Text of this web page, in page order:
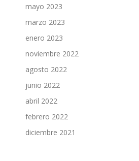
mayo 2023
marzo 2023
enero 2023
noviembre 2022
agosto 2022
junio 2022
abril 2022
febrero 2022
diciembre 2021